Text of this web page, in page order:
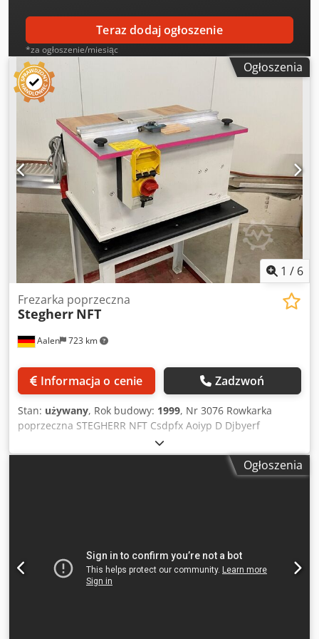
Teraz dodaj ogłoszenie
*za ogłoszenie/miesiąc
Ogłoszenia
1 / 6
Aalen 723 km
Frezarka poprzeczna
Stegherr NFT
Informacja o cenie Zadzwoń
Stan: używany, Rok budowy: 1999, Nr 3076 Rowkarka
poprzeczna STEGHERR NFT Csdpfx Aoiyp D Djbyerf
używana, rok produkcji 1999 Specjalna frezarka do
frezowania rowków na górnej stronie wstępnie
wyfrezowanych szczebli. Automatyczna sekwencja pracy:
Silnik frezarki: 400 V; 1,1 kW; 2,5 A Przyłącze sprężonego
powietrza: 6 bar Maszyna gotowa do podłączenia. Zawiera
ruchomą ramę podstawy. Wszystkie dane techniczne bez
Ogłoszenia